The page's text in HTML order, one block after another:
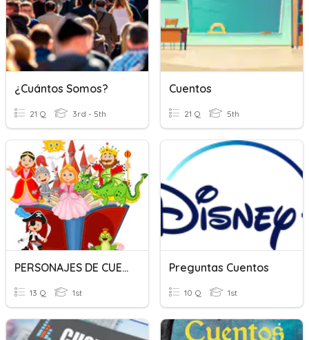
¿Cuántos Somos?
21 Q 3rd - 5th
Cuentos
21 Q 5th
PERSONAJES DE CUENTOS
13 Q 1st
Preguntas Cuentos
10 Q 1st